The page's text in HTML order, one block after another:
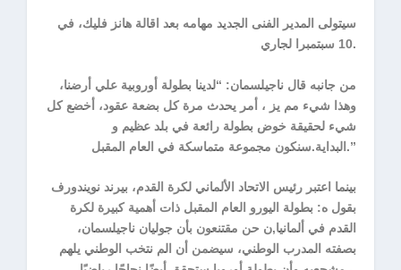
سيتولى المدير الفنى الجديد مهامه بعد اقالة هانز فليك، في
10 سبتمبرا لجاري.
وهذا شيء مم يز ، أمر يحدث مرة كل بضعة عقود، أخضع كل
شيء لحقيقة خوض بطولة رائعة في بلد عظيم و
البداية.سنكون مجموعة متماسكة في العام المقبل.”
بقول ه: بطولة اليورو العام المقبل ذات أهمية كبيرة لكرة
القدم في ألمانيا,ن حن مقتنعون بأن جوليان ناجيلسمان،
بصفته المدرب الوطني، سيضمن أن الم نتخب الوطني يلهم